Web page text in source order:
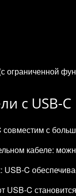
ограниченной
с USB‑C
совместим с
кабеле:
USB‑C